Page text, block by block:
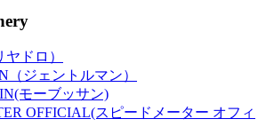
ドロ）
（ジェントルマン）
モーブッサン)
OFFICIAL(スピードメーター オフィ